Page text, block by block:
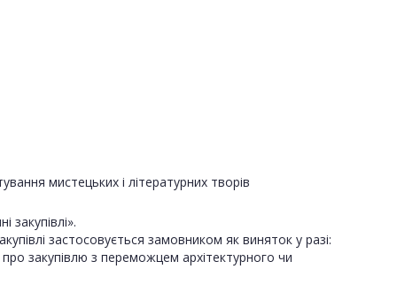
мистецьких і літературних творів
закупівлі».
застосовується замовником як виняток у разі:
про закупівлю з переможцем архітектурного чи